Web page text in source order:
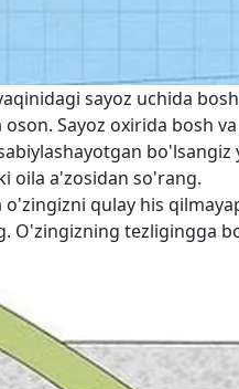
sayoz uchida
Sayoz oxirida bosh
oila a'zosidan so'rang.
o'zingizni qulay his
O'zingizning tezligingga